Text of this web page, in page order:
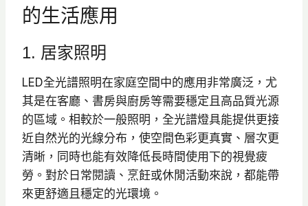
的生活應用
1. 居家照明
LED全光譜照明在家庭空間中的應用非常廣泛，尤
其是在客廳、書房與廚房等需要穩定且高品質光源
的區域。相較於一般照明，全光譜燈具能提供更接
近自然光的光線分布，使空間色彩更真實、層次更
清晰，同時也能有效降低長時間使用下的視覺疲
勞。對於日常閱讀、烹飪或休閒活動來說，都能帶
來更舒適且穩定的光環境。